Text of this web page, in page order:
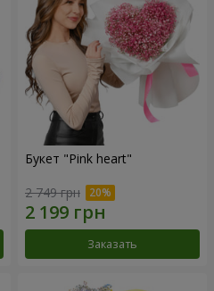
Букет "Pink heart"
2 749 грн
Заказать